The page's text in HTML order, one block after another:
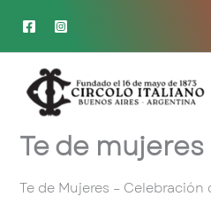
contenido
Te de mujeres
Te de Mujeres – Celebración